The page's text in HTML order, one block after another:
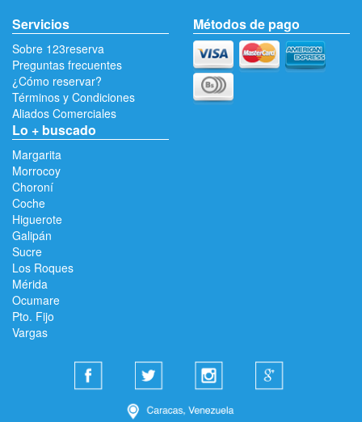
Servicios
Sobre 123reserva
Preguntas frecuentes
¿Cómo reservar?
Términos y Condiciones
Aliados Comerciales
Métodos de pago
Lo + buscado
Margarita
Morrocoy
Choroní
Coche
Higuerote
Galipán
Sucre
Los Roques
Mérida
Ocumare
Pto. Fijo
Vargas